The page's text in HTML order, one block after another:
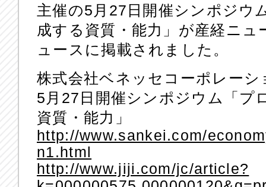
主催の5月27日開催シンポジウ
成する資質・能力」が産経ニ
ュースに掲載されました。
株式会社ベネッセコーポレー
5月27日開催シンポジウム「プ
資質・能力」
http://www.sankei.com/
n1.html
http://www.jiji.com/jc/article?